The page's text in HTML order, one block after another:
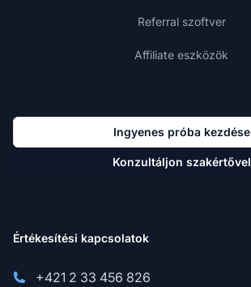
Referral szoftver
Affiliate eszközök
Ingyenes próba kezdése
Konzultáljon szakértővel
Értékesítési kapcsolatok
+421 2 33 456 826